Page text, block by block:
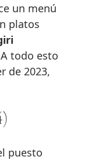
un menú
platos
todo esto
de 2023,
puesto